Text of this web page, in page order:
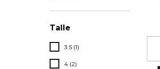
Talle
3.5 (1)
4 (2)